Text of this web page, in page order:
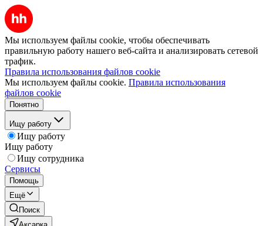
Мы используем файлы cookie, чтобы обеспечивать
правильную работу нашего веб-сайта и анализировать сетевой
трафик.
Правила использования файлов cookie
Мы используем файлы cookie. Правила использования
файлов cookie
Понятно
Ищу работу
Ищу работу
Ищу работу
Ищу сотрудника
Сервисы
Помощь
Ещё
Поиск